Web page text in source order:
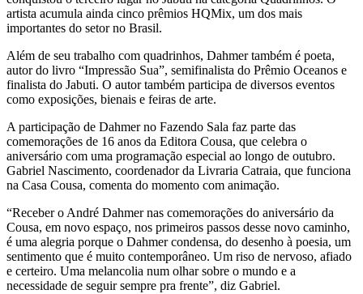
artista acumula ainda cinco prêmios HQMix, um dos mais
importantes do setor no Brasil.
Além de seu trabalho com quadrinhos, Dahmer também é poeta,
autor do livro “Impressão Sua”, semifinalista do Prêmio Oceanos e
finalista do Jabuti. O autor também participa de diversos eventos
como exposições, bienais e feiras de arte.
A participação de Dahmer no Fazendo Sala faz parte das
comemorações de 16 anos da Editora Cousa, que celebra o
aniversário com uma programação especial ao longo de outubro.
Gabriel Nascimento, coordenador da Livraria Catraia, que funciona
na Casa Cousa, comenta do momento com animação.
“Receber o André Dahmer nas comemorações do aniversário da
Cousa, em novo espaço, nos primeiros passos desse novo caminho,
é uma alegria porque o Dahmer condensa, do desenho à poesia, um
sentimento que é muito contemporâneo. Um riso de nervoso, afiado
e certeiro. Uma melancolia num olhar sobre o mundo e a
necessidade de seguir sempre pra frente”, diz Gabriel.